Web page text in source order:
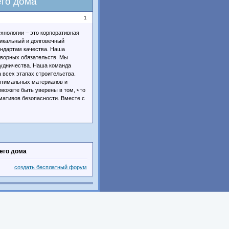
1
– это корпоративная
и долговечный
качества. Наша
обязательств. Мы
Наша команда
этапах строительства.
материалов и
быть уверены в том, что
безопасности. Вместе с
дома
создать бесплатный форум